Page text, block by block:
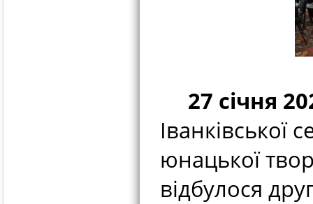
27 січня
Іванківської
юнацької
відбулося